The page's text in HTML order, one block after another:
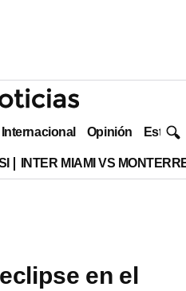
Internacional Opinión Estilo
INTER MIAMI VS
en el